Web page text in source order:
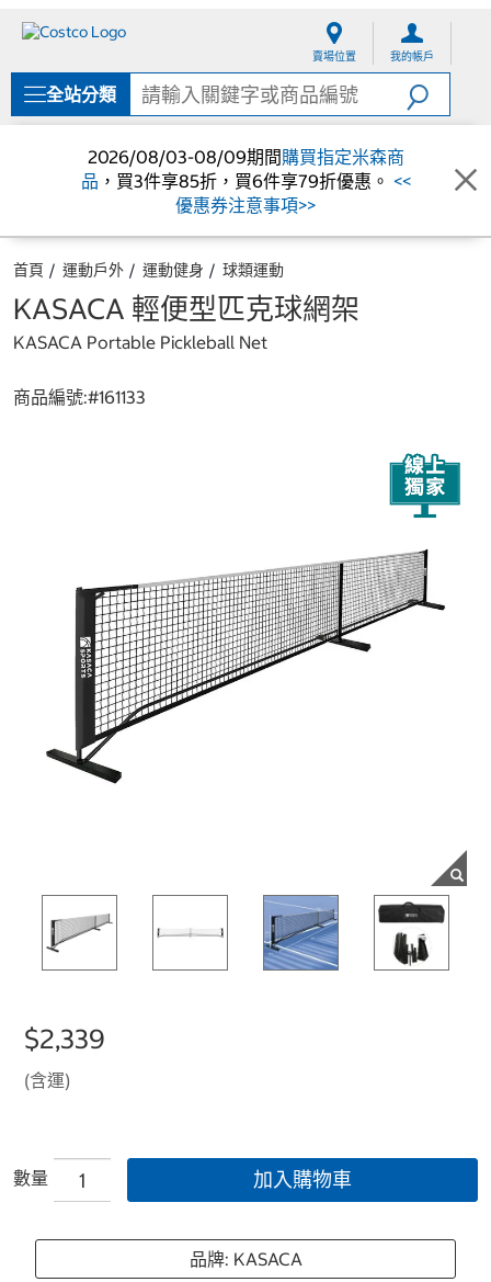
單
賣場位置 我的帳戶
全站分類
2026/08/03-08/09期間購買指定米森商
品 ，買3件享85折，買6件享79折優惠。 <<
優惠券注意事項>>
首頁 運動戶外 運動健身 球類運動
KASACA 輕便型匹克球網架
KASACA Portable Pickleball Net
商品編號:#161133
$2,339
(含運)
數量 加入購物車
品牌: KASACA